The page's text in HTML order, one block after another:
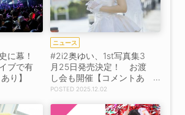
に幕！
ブで有
り】
ニュース
#2i2奥ゆい、1st写真集3
月25日発売決定！ お渡
し会も開催【コメントあ
り】
2025.12.02